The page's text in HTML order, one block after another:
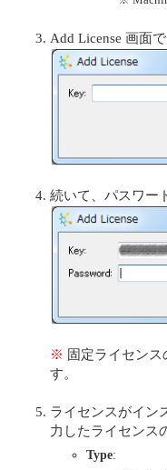
Add License 画面
続いて、パスワー
※ 固定ライセン
す。
ライセンスがイン
力したライセンス
Type: